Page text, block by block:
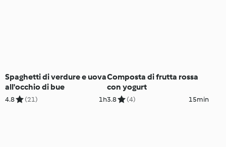
Spaghetti di verdure e uova
all'occhio di bue
4.8 (21) 1h
Composta di frutta rossa
con yogurt
3.8 (4) 15min